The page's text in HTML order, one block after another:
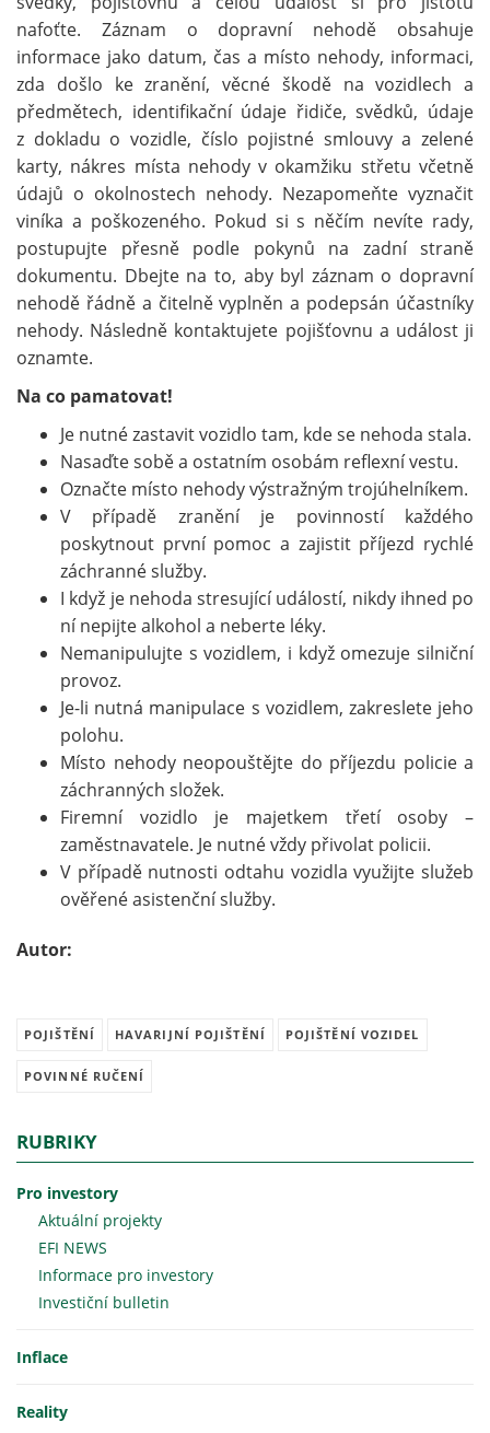
nafoťte. Záznam o dopravní nehodě obsahuje
informace jako datum, čas a místo nehody, informaci,
zda došlo ke zranění, věcné škodě na vozidlech a
předmětech, identifikační údaje řidiče, svědků, údaje
z dokladu o vozidle, číslo pojistné smlouvy a zelené
karty, nákres místa nehody v okamžiku střetu včetně
údajů o okolnostech nehody. Nezapomeňte vyznačit
viníka a poškozeného. Pokud si s něčím nevíte rady,
postupujte přesně podle pokynů na zadní straně
dokumentu. Dbejte na to, aby byl záznam o dopravní
nehodě řádně a čitelně vyplněn a podepsán účastníky
nehody. Následně kontaktujete pojišťovnu a událost ji
oznamte.
Na co pamatovat!
Je nutné zastavit vozidlo tam, kde se nehoda stala.
Nasaďte sobě a ostatním osobám reflexní vestu.
Označte místo nehody výstražným trojúhelníkem.
V případě zranění je povinností každého
poskytnout první pomoc a zajistit příjezd rychlé
záchranné služby.
I když je nehoda stresující událostí, nikdy ihned po
ní nepijte alkohol a neberte léky.
Nemanipulujte s vozidlem, i když omezuje silniční
provoz.
Je-li nutná manipulace s vozidlem, zakreslete jeho
polohu.
Místo nehody neopouštějte do příjezdu policie a
záchranných složek.
Firemní vozidlo je majetkem třetí osoby –
zaměstnavatele. Je nutné vždy přivolat policii.
V případě nutnosti odtahu vozidla využijte služeb
ověřené asistenční služby.
Autor:
POJIŠTĚNÍ HAVARIJNÍ POJIŠTĚNÍ POJIŠTĚNÍ VOZIDEL
POVINNÉ RUČENÍ
RUBRIKY
Pro investory
Aktuální projekty
EFI NEWS
Informace pro investory
Investiční bulletin
Inflace
Reality